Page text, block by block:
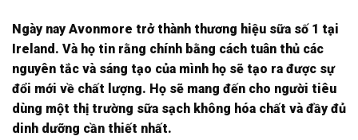
Ngày nay Avonmore trở thành thương hiệu sữa số 1 tại
Ireland. Và họ tin rằng chính bằng cách tuân thủ các
nguyên tắc và sáng tạo của mình họ sẽ tạo ra được sự
đổi mới về chất lượng. Họ sẽ mang đến cho người tiêu
dùng một thị trường sữa sạch không hóa chất và đầy đủ
dinh dưỡng cần thiết nhất.